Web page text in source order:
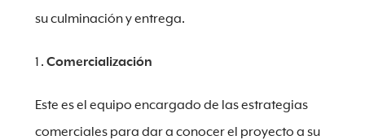
su culminación y entrega.
Comercialización
Este es el equipo encargado de las estrategias
comerciales para dar a conocer el proyecto a su